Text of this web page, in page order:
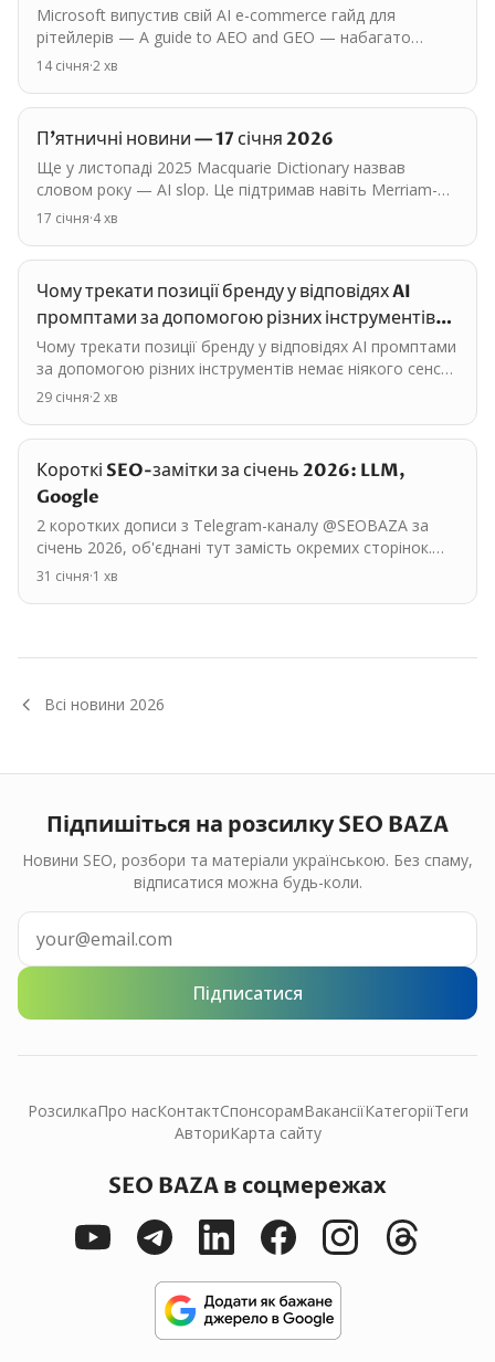
набагато…
Microsoft випустив свій AI e-commerce гайд для
рітейлерів — A guide to AEO and GEO — набагато
кращий і зрозуміліший порівняно з гугловським. З
14 січня·2хв
П'ятничні новини — 17 січня 2026
Ще у листопаді 2025 Macquarie Dictionary назвав
словом року — AI slop. Це підтримав навіть Merriam-
Webster's. Slop дослівно перекладається як помиї.…
17 січня·4хв
Чому трекати позиції бренду у відповідях AI
промптами за допомогою різних інструментів
немає…
Чому трекати позиції бренду у відповідях AI промптами
за допомогою різних інструментів немає ніякого сенсу,
дослідив Rand Fishkin. Саме дослідження — пряма…
29 січня·2хв
Короткі SEO-замітки за січень 2026: LLM,
Google
2 коротких дописи з Telegram-каналу @SEOBAZA за
січень 2026, об'єднані тут замість окремих сторінок.
Основні теми: LLM, Google. <a id="msg-1526"></a> ##…
31 січня·1 хв
Всі новини 2026
Підпишіться на розсилку SEO BAZA
Новини SEO, розбори та матеріали українською. Без спаму,
відписатися можна будь-коли.
Підписатися
РозсилкаПро насКонтактСпонсорамВакансіїКатегоріїТеги
АвториКарта сайту
SEO BAZA в соцмережах